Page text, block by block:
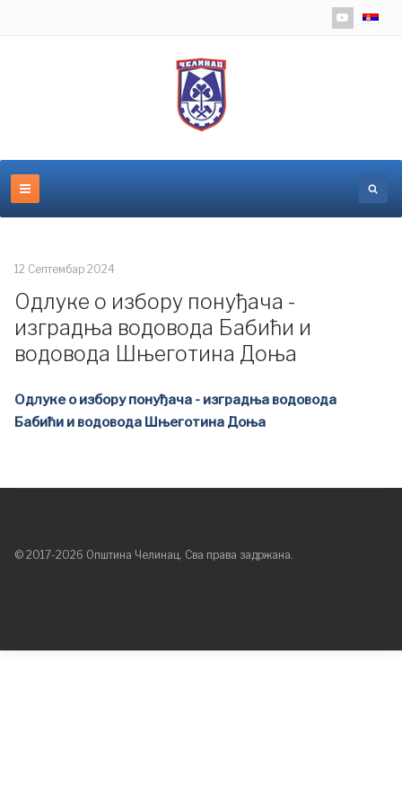
12 Септембар 2024
Oдлуке о избору понуђача -
изградња водовода Бабићи и
водовода Шњеготина Доња
Oдлуке о избору понуђача - изградња водовода
Бабићи и водовода Шњеготина Доња
© 2017-2026 Општина Челинац. Сва права задржана.